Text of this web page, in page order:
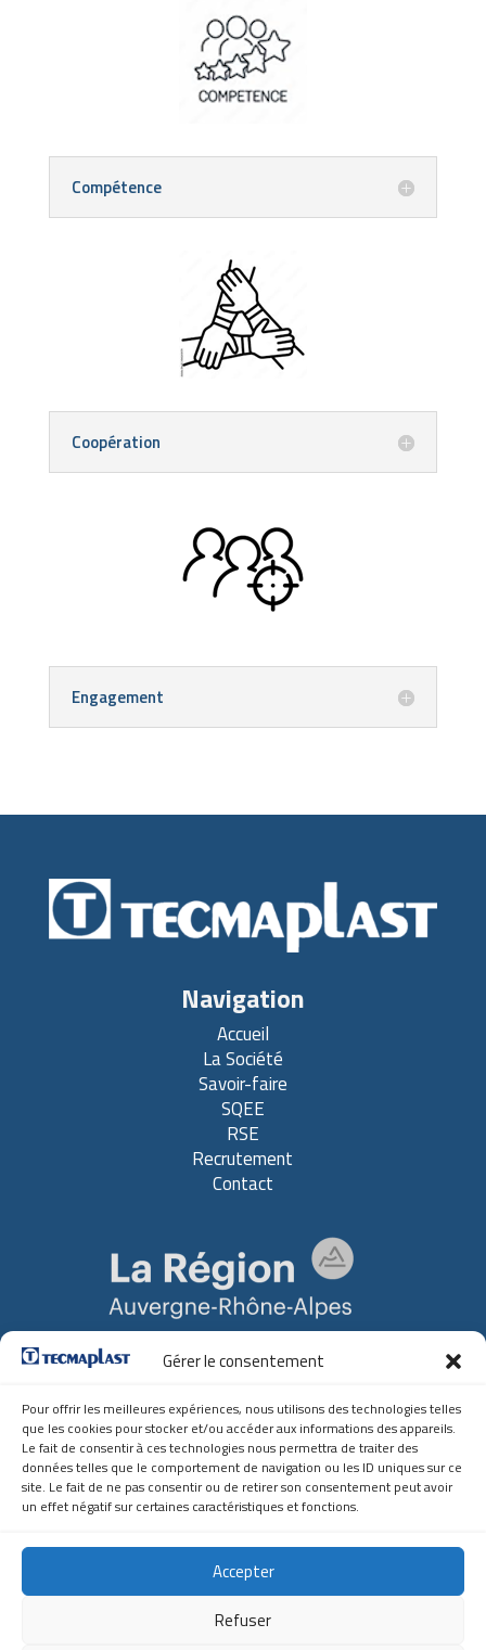
Gérer le consentement
Pour offrir les meilleures expériences, nous utilisons des technologies telles
que les cookies pour stocker et/ou accéder aux informations des appareils.
Le fait de consentir à ces technologies nous permettra de traiter des
données telles que le comportement de navigation ou les ID uniques sur ce
site. Le fait de ne pas consentir ou de retirer son consentement peut avoir
un effet négatif sur certaines caractéristiques et fonctions.
Accepter
Refuser
Compétence
Coopération
Engagement
Navigation
Accueil
La Société
Savoir-faire
SQEE
RSE
Recrutement
Contact
Soutien Régional
Contact
Z.A. du Borrey
01100 MARTIGNAT
(+33) 04.74.81.13.57
tecmaplast@tecmaplast.fr
Tecmaplast France
Tecmaplast Tchéquie